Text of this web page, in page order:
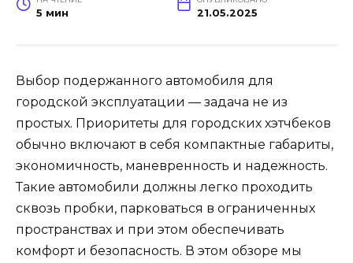
5 мин 21.05.2025
Выбор подержанного автомобиля для
городской эксплуатации — задача не из
простых. Приоритеты для городских хэтчбеков
обычно включают в себя компактные габариты,
экономичность, маневренность и надежность.
Такие автомобили должны легко проходить
сквозь пробки, парковаться в ограниченных
пространствах и при этом обеспечивать
комфорт и безопасность. В этом обзоре мы